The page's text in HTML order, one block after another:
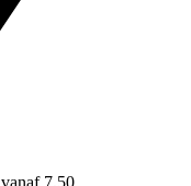
vanaf 7,50